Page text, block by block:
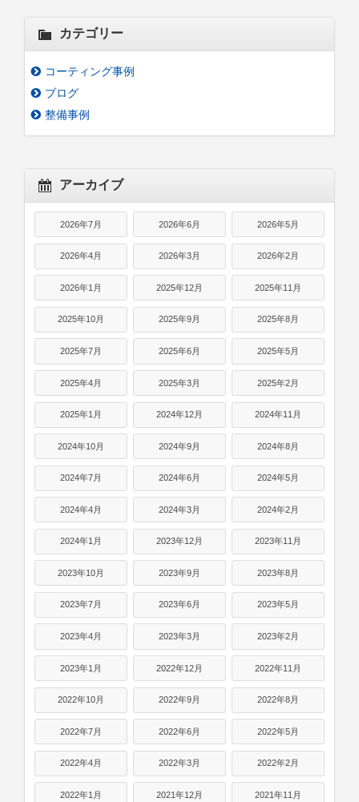
カテゴリー
コーティング事例
ブログ
整備事例
アーカイブ
2026年7月 2026年6月 2026年5月
2026年4月 2026年3月 2026年2月
2026年1月 2025年12月 2025年11月
2025年10月 2025年9月 2025年8月
2025年7月 2025年6月 2025年5月
2025年4月 2025年3月 2025年2月
2025年1月 2024年12月 2024年11月
2024年10月 2024年9月 2024年8月
2024年7月 2024年6月 2024年5月
2024年4月 2024年3月 2024年2月
2024年1月 2023年12月 2023年11月
2023年10月 2023年9月 2023年8月
2023年7月 2023年6月 2023年5月
2023年4月 2023年3月 2023年2月
2023年1月 2022年12月 2022年11月
2022年10月 2022年9月 2022年8月
2022年7月 2022年6月 2022年5月
2022年4月 2022年3月 2022年2月
2022年1月 2021年12月 2021年11月